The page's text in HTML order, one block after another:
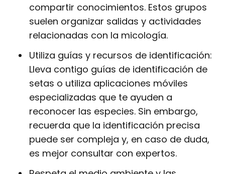
compartir conocimientos. Estos grupos
suelen organizar salidas y actividades
relacionadas con la micología.
Utiliza guías y recursos de identificación:
Lleva contigo guías de identificación de
setas o utiliza aplicaciones móviles
especializadas que te ayuden a
reconocer las especies. Sin embargo,
recuerda que la identificación precisa
puede ser compleja y, en caso de duda,
es mejor consultar con expertos.